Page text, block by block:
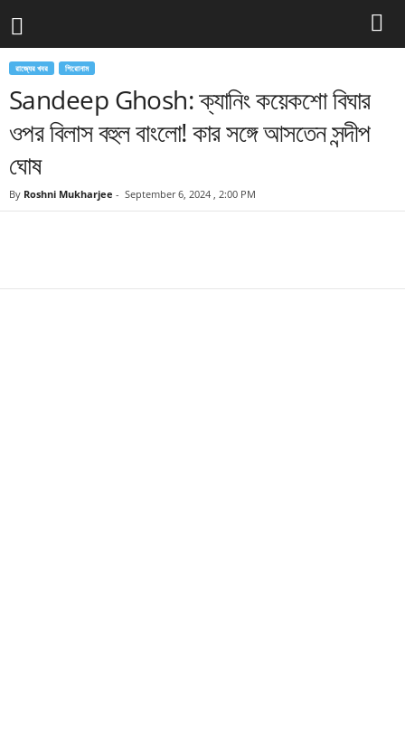
রাজ্যের খবর শিরোনাম
Sandeep Ghosh: ক্যানিং কয়েকশো বিঘার
ওপর বিলাস বহুল বাংলো! কার সঙ্গে আসতেন সন্দীপ
ঘোষ
By Roshni Mukharjee - September 6, 2024 , 2:00 PM